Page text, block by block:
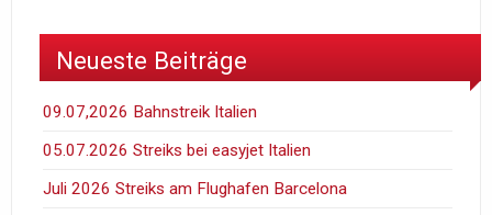
Neueste Beiträge
09.07,2026 Bahnstreik Italien
05.07.2026 Streiks bei easyjet Italien
Juli 2026 Streiks am Flughafen Barcelona